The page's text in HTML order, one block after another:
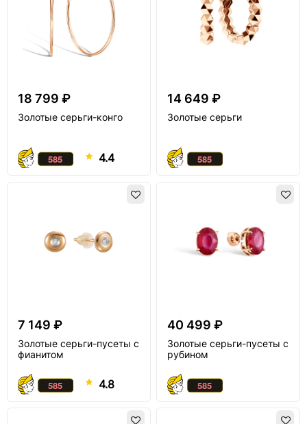
18 799 ₽
Золотые серьги-конго
4.4
14 649 ₽
Золотые серьги
7 149 ₽
Золотые серьги-пусеты с
фианитом
4.8
40 499 ₽
Золотые серьги-пусеты с
рубином